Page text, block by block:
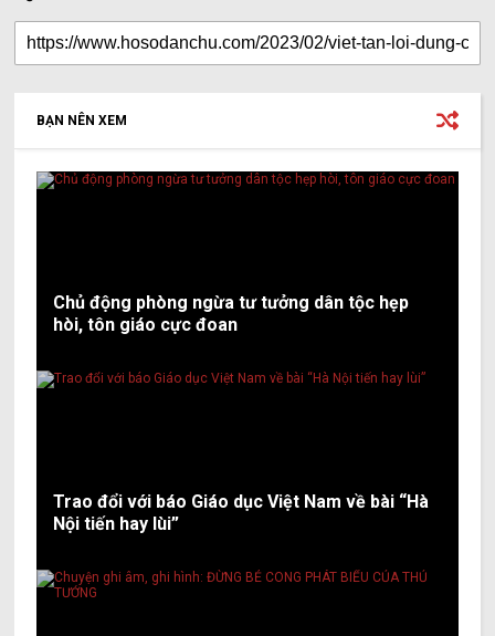
BẠN NÊN XEM
Chủ động phòng ngừa tư tưởng dân tộc hẹp
hòi, tôn giáo cực đoan
Trao đổi với báo Giáo dục Việt Nam về bài “Hà
Nội tiến hay lùi”